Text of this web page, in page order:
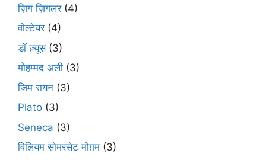
ज़िग ज़िगलर(4)
वोल्टेयर(4)
डॉ ज़्यूस(3)
मोहम्मद अली (3)
जिम रायन (3)
Plato (3)
Seneca (3)
विलियम सोमरसेट मोग़म (3)